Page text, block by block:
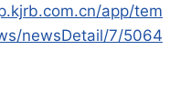
app/tem
newsDetail/7/5064